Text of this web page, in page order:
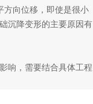
向位移，即使是很小
沉降变形的主要原因有
响，需要结合具体工程